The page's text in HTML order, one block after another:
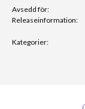
Avsedd för:
Releaseinformation:
Kategorier: